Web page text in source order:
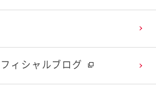
ィシャルブログ